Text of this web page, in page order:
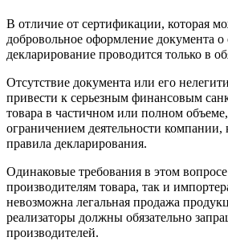
В отличие от сертификации, которая
добровольное оформление документа о
декларирование проводится только в
Отсутствие документа или его
привести к серьезным финансовым
товара в частичном или полном
ограничением деятельности компании,
правила декларирования.
Одинаковые требования в этом
производителям товара, так и
невозможна легальная продажа
реализаторы должны обязательно
производителей.